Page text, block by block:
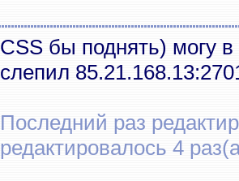
CSS бы поднять) могу
слепил
Последний раз
редактировалось 4